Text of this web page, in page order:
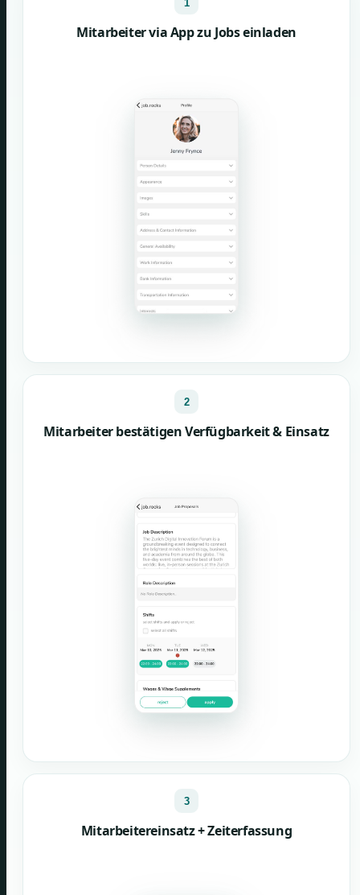
1
Mitarbeiter via App zu Jobs einladen
2
Mitarbeiter bestätigen Verfügbarkeit & Einsatz
3
Mitarbeitereinsatz + Zeiterfassung